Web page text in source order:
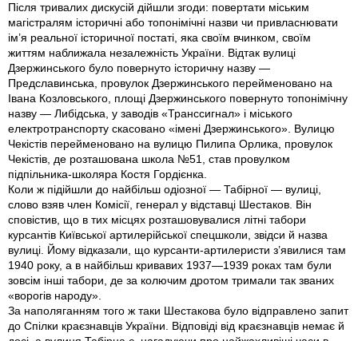
Пiсля тривалих дискусiй дiйшли згоди: повертати мiським
магiстралям iсторичнi або топонiмiчнi назви чи привласнювати
iм’я реальної iсторичної постатi, яка своїм вчинком, своїм
життям наближала незалежнiсть України. Вiдтак вулицi
Дзержинського було повернуто iсторичну назву —
Предславинська, провулок Дзержинського перейменовано на
Івана Козловського, площi Дзержинського повернуто топонiмiчну
назву — Либiдська, у заводiв «Транссигнал» i мiського
електротранспорту скасовано «iменi Дзержинського». Вулицю
Чекiстiв перейменовано на вулицю Пилипа Орлика, провулок
Чекiстiв, де розташована школа №51, став провулком
пiдпiльника-школяра Костя Гордiєнка.
Коли ж пiдiйшли до найбiльш одiозної — Табiрної — вулицi,
слово взяв член Комiсiї, генерал у вiдставцi Шестаков. Вiн
сповiстив, що в тих мiсцях розташовувалися лiтнi табори
курсантiв Київської артилерiйської спецшколи, звiдси й назва
вулицi. Йому вiдказали, що курсанти-артилеристи з’явилися там
1940 року, а в найбiльш кривавих 1937—1939 роках там були
зовсiм iншi табори, де за колючим дротом тримали так званих
«ворогiв народу».
За наполяганням того ж таки Шестакова було вiдправлено запит
до Спiлки краєзнавцiв України. Вiдповiдi вiд краєзнавцiв немає й